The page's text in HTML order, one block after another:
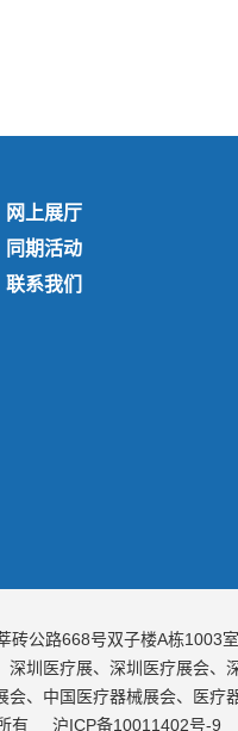
网上展厅
同期活动
联系我们
砖公路668号双子楼A栋1003室
圳医疗展、深圳医疗展会、
、中国医疗器械展会、医疗
有
沪ICP备10011402号-9